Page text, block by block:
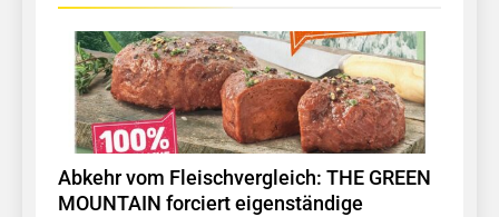
Abkehr vom Fleischvergleich: THE GREEN
MOUNTAIN forciert eigenständige